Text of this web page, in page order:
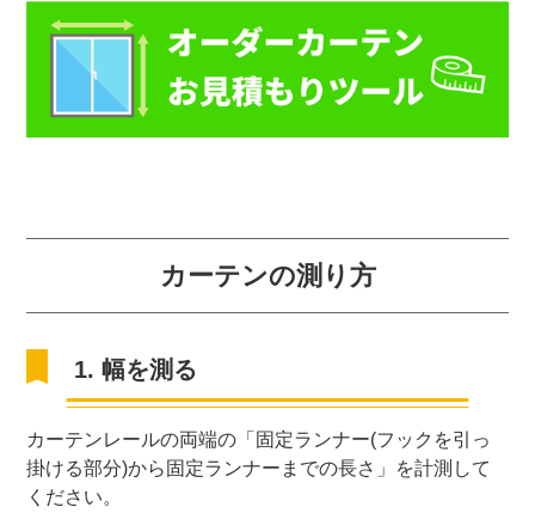
カーテンの測り方
1. 幅を測る
カーテンレールの両端の「固定ランナー(フックを引っ
掛ける部分)から固定ランナーまでの長さ」を計測して
ください。